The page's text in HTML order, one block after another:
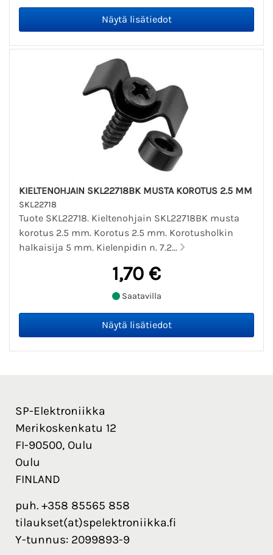
KIELTENOHJAIN SKL22718BK MUSTA KOROTUS 2.5 MM
SKL22718
Tuote SKL22718. Kieltenohjain SKL22718BK musta
korotus 2.5 mm. Korotus 2.5 mm. Korotusholkin
halkaisija 5 mm. Kielenpidin n. 7.2...
1,70 €
Saatavilla
SP-Elektroniikka
Merikoskenkatu 12
FI-90500, Oulu
Oulu
FINLAND
puh. +358 85565 858
tilaukset(at)spelektroniikka.fi
Y-tunnus: 2099893-9